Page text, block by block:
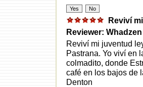
Reviví
Reviewer:
Reviví mi juventud
Pastrana. Yo viví en
colmadito, donde
café en los bajos de
Denton